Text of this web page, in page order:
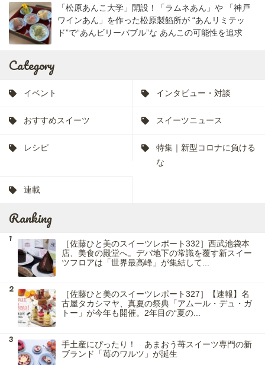
「松原あんこ大学」開設！「ラムネあん」や 「神戸
ワインあん」を作った松原製餡所が “あんリミテッ
ド”で“あんビリーバブル”な あんこの可能性を追求
Category
イベント インタビュー・対談
おすすめスイーツ スイーツニュース
レシピ
特集｜新型コロナに負ける
な
連載
Ranking
［佐藤ひと美のスイーツレポート332］西武池袋本
店、美食の殿堂へ。デパ地下の常識を覆す新スイー
ツフロアは「世界最高峰」が集結して...
［佐藤ひと美のスイーツレポート327］【速報】名
古屋タカシマヤ、真夏の祭典「アムール・デュ・ガ
トー」が今年も開催。2年目の“夏の...
手土産にぴったり！ あまおう苺スイーツ専門の新
ブランド「苺のワルツ」が誕生